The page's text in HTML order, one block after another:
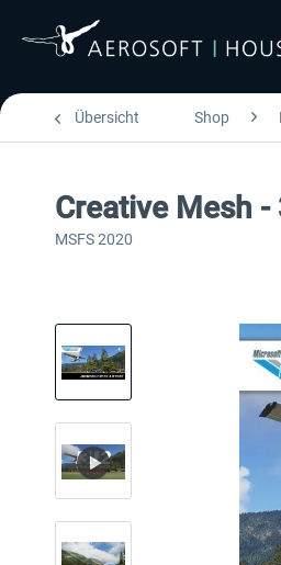
Übersicht Shop
Creative Mesh
MSFS 2020